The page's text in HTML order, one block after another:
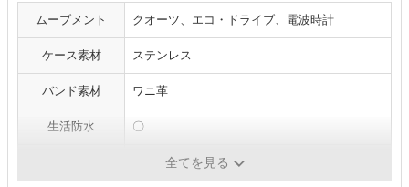
ムーブメント クオーツ、エコ・ドライブ、電波時計
ケース素材 ステンレス
バンド素材 ワニ革
生活防水 〇
全てを見る